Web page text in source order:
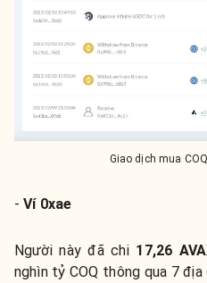
Giao dịch mua
-Ví 0xae
Người này đã chi 17,26
nghìn tỷ COQ thông qua 7